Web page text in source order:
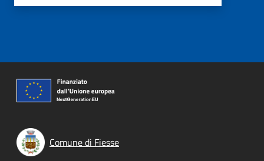
Comune di Fiesse